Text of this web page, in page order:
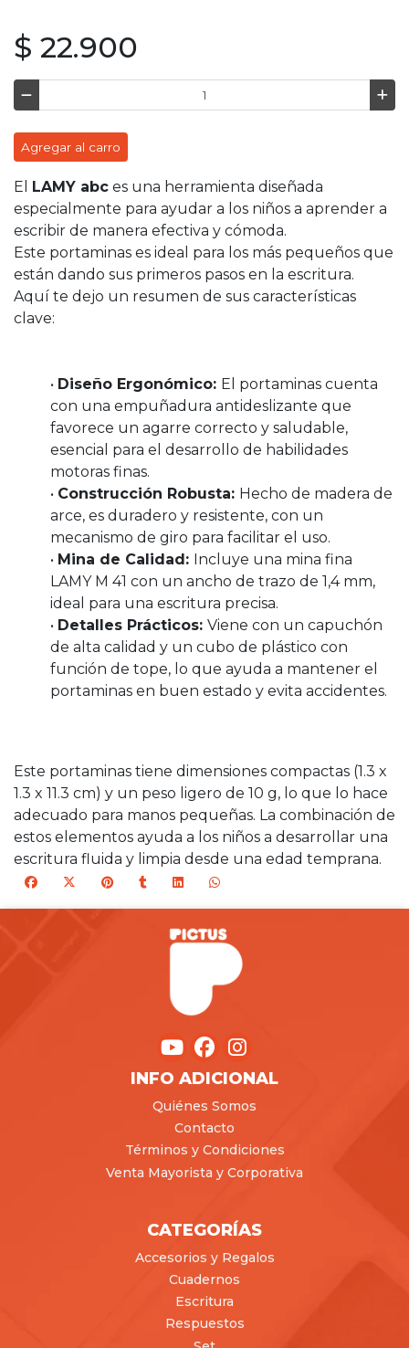
$ 22.900
Agregar al carro
El LAMY abc es una herramienta diseñada
especialmente para ayudar a los niños a aprender a
escribir de manera efectiva y cómoda.
Este portaminas es ideal para los más pequeños que
están dando sus primeros pasos en la escritura.
Aquí te dejo un resumen de sus características
clave:
• Diseño Ergonómico: El portaminas cuenta
con una empuñadura antideslizante que
favorece un agarre correcto y saludable,
esencial para el desarrollo de habilidades
motoras finas.
• Construcción Robusta: Hecho de madera de
arce, es duradero y resistente, con un
mecanismo de giro para facilitar el uso.
• Mina de Calidad: Incluye una mina fina
LAMY M 41 con un ancho de trazo de 1,4 mm,
ideal para una escritura precisa.
• Detalles Prácticos: Viene con un capuchón
de alta calidad y un cubo de plástico con
función de tope, lo que ayuda a mantener el
portaminas en buen estado y evita accidentes.
Este portaminas tiene dimensiones compactas (1.3 x
1.3 x 11.3 cm) y un peso ligero de 10 g, lo que lo hace
adecuado para manos pequeñas. La combinación de
estos elementos ayuda a los niños a desarrollar una
escritura fluida y limpia desde una edad temprana.
INFO ADICIONAL
Quiénes Somos
Contacto
Términos y Condiciones
Venta Mayorista y Corporativa
CATEGORÍAS
Accesorios y Regalos
Cuadernos
Escritura
Respuestos